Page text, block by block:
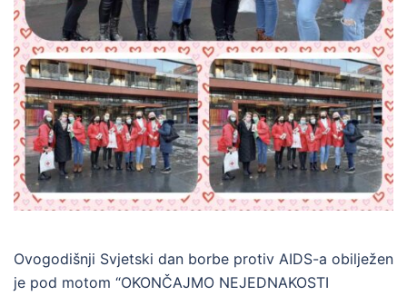
Ovogodišnji Svjetski dan borbe protiv AIDS-a obilježen
je pod motom “OKONČAJMO NEJEDNAKOSTI